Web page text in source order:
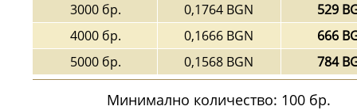
3000 бр.
0,1764 BGN
529
4000 бр.
0,1666 BGN
666
5000 бр.
0,1568 BGN 784
Минимално количество: 100 бр.